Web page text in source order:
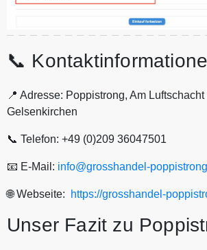
📞
📍 Adresse: Poppistrong, Am
Gelsenkirchen
📞 Telefon: +49 (0)209 36047501
📧 E-Mail: info@grosshandel-
🌐 Webseite: https://grosshandel-
Unser Fazit zu